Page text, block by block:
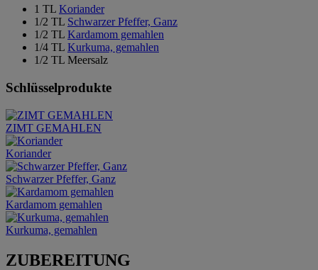
1 TL Koriander
1/2 TL Schwarzer Pfeffer, Ganz
1/2 TL Kardamom gemahlen
1/4 TL Kurkuma, gemahlen
1/2 TL Meersalz
Schlüsselprodukte
ZIMT GEMAHLEN
Koriander
Schwarzer Pfeffer, Ganz
Kardamom gemahlen
Kurkuma, gemahlen
ZUBEREITUNG